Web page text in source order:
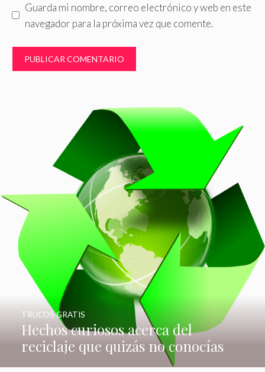
Guarda mi nombre, correo electrónico y web en este
navegador para la próxima vez que comente.
Hechos curiosos acerca del
reciclaje que quizás no conocías
TRUCOS GRATIS